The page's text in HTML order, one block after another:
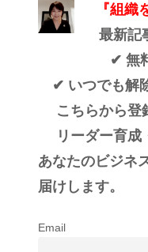
『組織
最新記
✔ 無
✔ いつでも解
こちらから登
リーダー育成
あなたのビジネ
届けします。
Email